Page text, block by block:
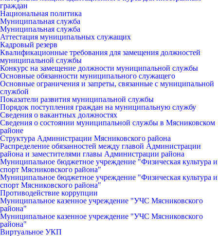
граждан
Национальная политика
Муниципальная служба
Муниципальная служба
Аттестация муниципальных служащих
Кадровый резерв
Квалификационные требования для замещения должностей
муниципальной службы
Конкурс на замещение должности муниципальной службы
Основные обязанности муниципального служащего
Основные ограничения и запреты, связанные с муниципальной
службой
Показатели развития муниципальной службы
Порядок поступления граждан на муниципальную службу
Сведения о вакантных должностях
Сведения о состоянии муниципальной службы в Мясниковском
районе
Структура Администрации Мясниковского района
Распределение обязанностей между главой Администрации
района и заместителями главы Администрации района
Муниципальное бюджетное учреждение "Физическая культура и
спорт Мясниковского района"
Муниципальное бюджетное учреждение "Физическая культура и
спорт Мясниковского района"
Противодействие коррупции
Муниципальное казенное учреждение "УЧС Мясниковского
района"
Муниципальное казенное учреждение "УЧС Мясниковского
района"
Виртуальное УКП